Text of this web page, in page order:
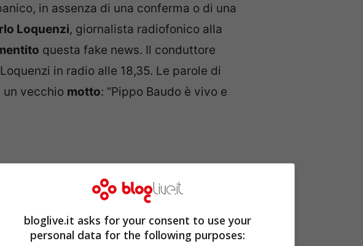
in assenza di una conferma o di una
Loquenzi, giornalista radiofonico alla
questa fake news. Il conduttore
in radio alle 18,35. Le parole di
un vecchio motto: “Pippo Baudo è vivo e
a noi, sarà a@ZappingRadio1
December 4, 2020
bloglive.it asks for your consent to use your
personal data for the following purposes: